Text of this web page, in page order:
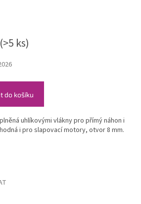
(>5 ks)
do košíku
uhlíkovými vlákny pro přímý náhon i
i pro slapovací motory, otvor 8 mm.